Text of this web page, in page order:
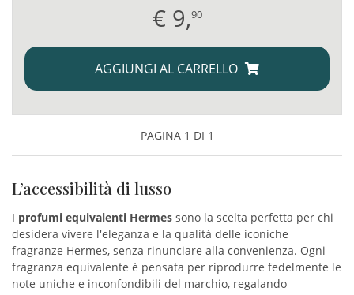
€ 9,90
AGGIUNGI AL CARRELLO
PAGINA 1 DI 1
L’accessibilità di lusso
I profumi equivalenti Hermes sono la scelta perfetta per chi
desidera vivere l'eleganza e la qualità delle iconiche
fragranze Hermes, senza rinunciare alla convenienza. Ogni
fragranza equivalente è pensata per riprodurre fedelmente le
note uniche e inconfondibili del marchio, regalando